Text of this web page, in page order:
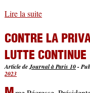
Lire la suite
CONTRE LA
LUTTE
Article deJournal à Paris 10-
2023